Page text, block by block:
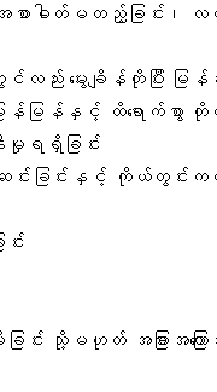
ဓါတ်မတည့်ခြင်း၊ လတ်တို့
င်လည်း မွေးချိန်တိုပြီး မြ
ြန်မြန်နှင့် ထိရောက်စွာ တိုက်
မှုရရှိခြင်း
ဆင်းခြင်းနှင့် ကိုယ်တွင်းက
း
း သို့မဟုတ် အခြားအကြော